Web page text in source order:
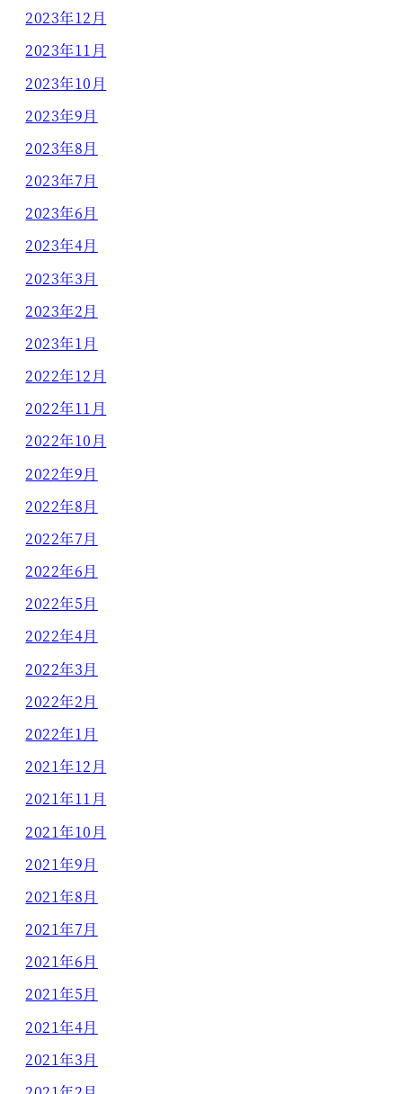
2023年12月
2023年11月
2023年10月
2023年9月
2023年8月
2023年7月
2023年6月
2023年4月
2023年3月
2023年2月
2023年1月
2022年12月
2022年11月
2022年10月
2022年9月
2022年8月
2022年7月
2022年6月
2022年5月
2022年4月
2022年3月
2022年2月
2022年1月
2021年12月
2021年11月
2021年10月
2021年9月
2021年8月
2021年7月
2021年6月
2021年5月
2021年4月
2021年3月